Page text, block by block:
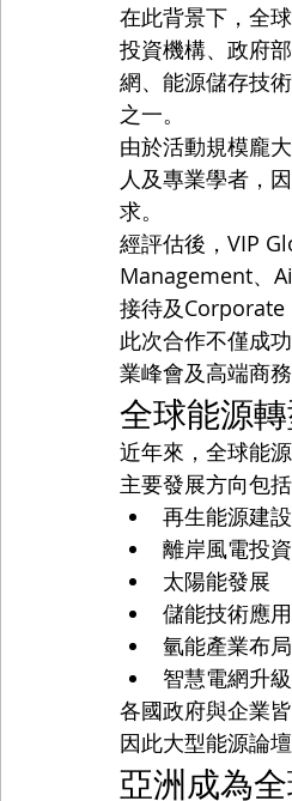
在此背景下，全
投資機構、政府
網、能源儲存技
之一。
由於活動規模龐
人及專業學者，
求。
經評估後，VIP
Management、
接待及
此次合作不僅成
業峰會及高端商
全球能源
近年來，全球能
主要發展方向包括
再生能源建設
離岸風電投資
太陽能發展
儲能技術應用
氫能產業布局
智慧電網升級
各國政府與企業
因此大型能源論
亞洲成為